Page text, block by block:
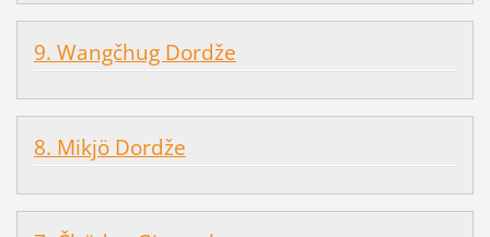
9. Wangčhug Dordže
8. Mikjö Dordže